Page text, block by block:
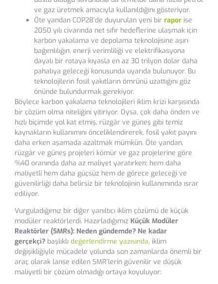
ve gaz üretmek amacıyla kullanıldığını gösteriyor.
Öte yandan COP28’de duyurulan yeni bir rapor ise
2050 yılı civarında net sıfır hedeflerine ulaşmak için
karbon yakalama ve depolama teknolojisine aşırı
bağımlılığın, enerji verimliliği ve elektrifikasyona
dayalı bir rotaya kıyasla en az 30 trilyon dolar daha
pahalıya geleceği konusunda uyarıda bulunuyor. Bu
teknolojilerin fosil yakıtların ömrünü uzattığını göz
önünde bulundurmak gerekiyor.
Böylece karbon yakalama teknolojileri iklim krizi karşısında
bir çözüm olma niteliğini yitiriyor. Oysa, çok daha önden ve
hızlı biçimde yol kat etmiş, rüzgâr ve güneş gibi temiz
kaynakların kullanımını önceliklendirerek, fosil yakıt payını
daha erken aşamada azaltmak mümkün. Öte yandan,
rüzgâr ve güneş projeleri kömür ve gaz projelerine göre
%40 oranında daha az maliyet yaratırken; hem daha
maliyetli hem daha güçsüz hem de görece geleceği ve
güvenilirliği daha belirsiz bir teknolojinin kullanımında ısrar
ediliyor.
Vurguladığımız bir diğer yanıltıcı iklim çözümü de küçük
modüler reaktörlerdi. Hazırladığımız Küçük Modüler
Reaktörler (SMRs): Neden gündemde? Ne kadar
gerçekçi? başlıklı değerlendirme yazısında, iklim
değişikliğiyle mücadele yolunda son zamanlarda önemli bir
araç olarak lanse edilen SMR’lerin güvenilir ve düşük
maliyetli bir çözüm olmadığı ortaya koyuluyor: